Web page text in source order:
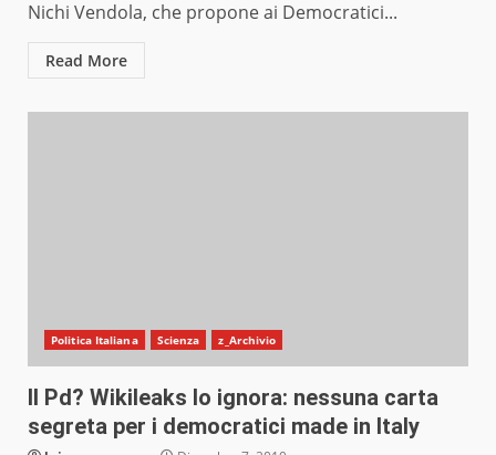
Nichi Vendola, che propone ai Democratici...
Read More
Politica Italiana Scienza z_Archivio
Il Pd? Wikileaks lo ignora: nessuna carta
segreta per i democratici made in Italy